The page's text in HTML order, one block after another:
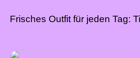
Frisches Outfit für jeden Tag: